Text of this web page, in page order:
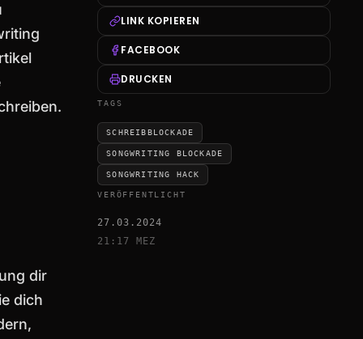
dir
dich
LINK KOPIEREN
FACEBOOK
DRUCKEN
TAGS
SCHREIBBLOCKADE
SONGWRITING BLOCKADE
SONGWRITING HACK
VERÖFFENTLICHT
27.03.2024
21:17 MEZ